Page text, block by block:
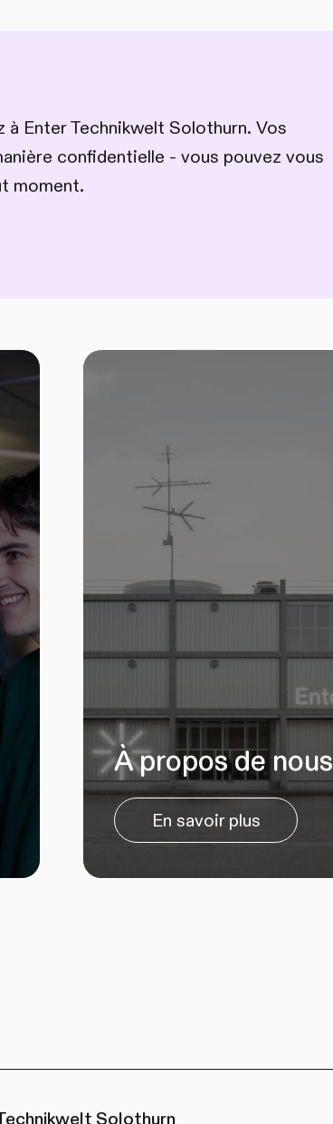
Enter Technikwelt Solothurn. Vos
confidentielle - vous pouvez vous
moment.
À propos de nous
En savoir plus
Solothurn